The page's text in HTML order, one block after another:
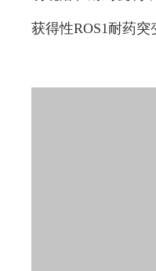
获得性ROS1耐药突